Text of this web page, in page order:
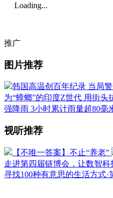
Loading...
推广
图片推荐
韩国高温创百年纪录 当局
为“蟑螂”的印度Z世代 用街头
强降雨 3小时累计雨量超80毫
视听推荐
【不唯一答案】不止“养老”
走进第四届链博会，让数智科
寻找100种有意思的生活方式·